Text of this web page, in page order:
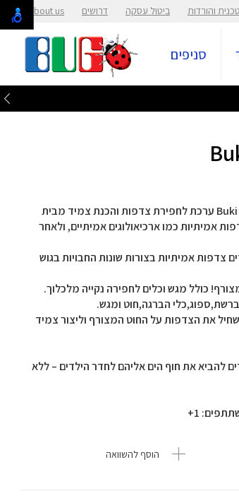
והורדות ביטול עסקה דרושים About us
סניפים
ערכת לחפירת צדפות והכנת צמיד מבית בוקי צרפתBuki - Dino Kit - Shells ערכת לחפירת צדפות והכנת צמיד מבית
אמיתיות כמו ארכיאולוגים אמיתיים, ולאחר
צדפות אמיתיות בצורות שונות החבויות בגוש
כולל מגש וכלים לחפירה נקייה מלכלוך.
הברגה,חוט ומגש.
את הצדפות על החוט המצורף וליצור צמיד
להביא את חוף הים אליהם לחדר הילדים – ללא
הוסף להשוואה